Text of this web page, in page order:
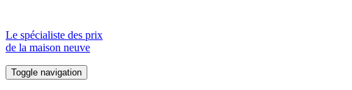
Le spécialiste des prix
de la maison neuve
Toggle navigation